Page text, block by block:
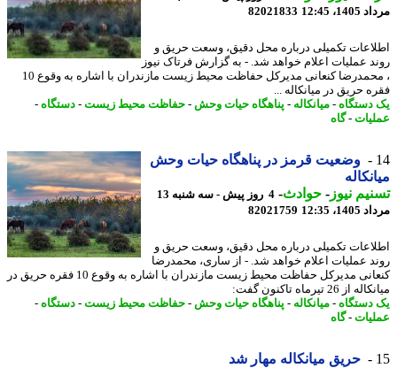
12:45
82021833
تکمیلی درباره محل دقیق، وسعت حریق و
عملیات اعلام خواهد شد. - به گزارش فرتاک نیوز
، محمدرضا کنعانی مدیرکل حفاظت محیط زیست مازندران با اشاره به وقوع 10
حریق در میانکاله ...
-میانکاله-پناهگاه حیات وحش-حفاظت محیط زیست-دستگاه-
-گاه
وضعیت قرمز در پناهگاه حیات وحش
نیوز-حوادث -
4 روز پیش - سه شنبه 13
12:35
82021759
تکمیلی درباره محل دقیق، وسعت حریق و
عملیات اعلام خواهد شد. - از ساری، محمدرضا
کنعانی مدیرکل حفاظت محیط زیست مازندران با اشاره به وقوع 10 فقره حریق در
26 تیرماه تاکنون گفت:
-میانکاله-پناهگاه حیات وحش-حفاظت محیط زیست-دستگاه-
-گاه
حریق میانکاله مهار شد